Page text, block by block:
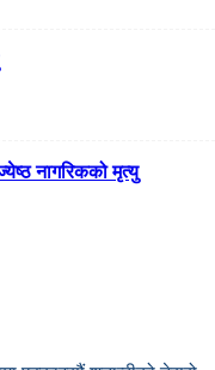
नागरिकको मृत्यु